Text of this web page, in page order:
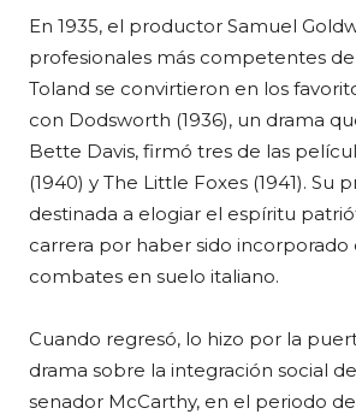
En 1935, el productor Samuel
profesionales más competentes
Toland se convirtieron en los
con Dodsworth (1936), un drama
Bette Davis, firmó tres de las
(1940) y The Little Foxes (1941).
destinada a elogiar el espíritu
carrera por haber sido
combates en suelo italiano.
Cuando regresó, lo hizo por la
drama sobre la integración social
senador McCarthy, en el periodo